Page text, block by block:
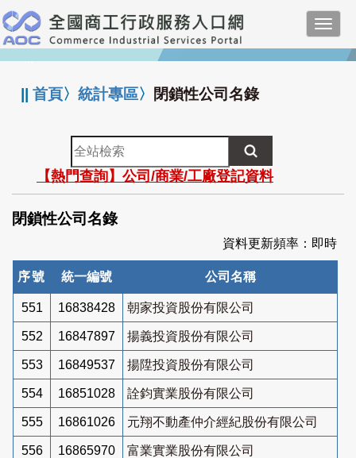
跳
到
主
要
:::
||首頁〉統計專區〉 閉鎖性公司名錄
全
站
檢
索
【熱門查詢】公司/商業/工廠登記資料
閉鎖性公司名錄
資料更新頻率：即時
序號 統一編號 公司名稱
551 16838428 朝家投資股份有限公司
552 16847897 揚義投資股份有限公司
553 16849537 揚陞投資股份有限公司
554 16851028 詮鈞實業股份有限公司
555 16861026 元翔不動產仲介經紀股份有限公司
556 16865970 富業實業股份有限公司